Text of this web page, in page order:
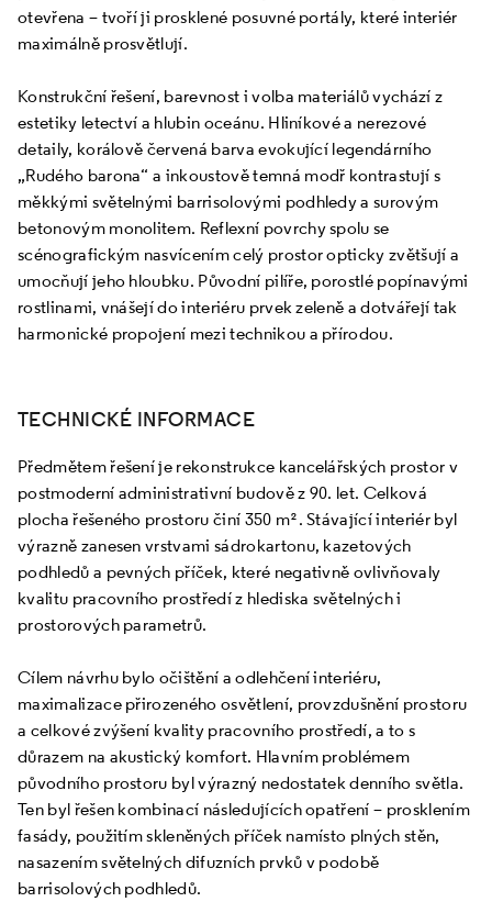
otevřena – tvoří ji prosklené posuvné portály, které interiér
maximálně prosvětlují.
Konstrukční řešení, barevnost i volba materiálů vychází z
estetiky letectví a hlubin oceánu. Hliníkové a nerezové
detaily, korálově červená barva evokující legendárního
„Rudého barona“ a inkoustově temná modř kontrastují s
měkkými světelnými barrisolovými podhledy a surovým
betonovým monolitem. Reflexní povrchy spolu se
scénografickým nasvícením celý prostor opticky zvětšují a
umocňují jeho hloubku. Původní pilíře, porostlé popínavými
rostlinami, vnášejí do interiéru prvek zeleně a dotvářejí tak
harmonické propojení mezi technikou a přírodou.
TECHNICKÉ INFORMACE
Předmětem řešení je rekonstrukce kancelářských prostor v
postmoderní administrativní budově z 90. let. Celková
plocha řešeného prostoru činí 350 m². Stávající interiér byl
výrazně zanesen vrstvami sádrokartonu, kazetových
podhledů a pevných příček, které negativně ovlivňovaly
kvalitu pracovního prostředí z hlediska světelných i
prostorových parametrů.
Cílem návrhu bylo očištění a odlehčení interiéru,
maximalizace přirozeného osvětlení, provzdušnění prostoru
a celkové zvýšení kvality pracovního prostředí, a to s
důrazem na akustický komfort. Hlavním problémem
původního prostoru byl výrazný nedostatek denního světla.
Ten byl řešen kombinací následujících opatření – prosklením
fasády, použitím skleněných příček namísto plných stěn,
nasazením světelných difuzních prvků v podobě
barrisolových podhledů.